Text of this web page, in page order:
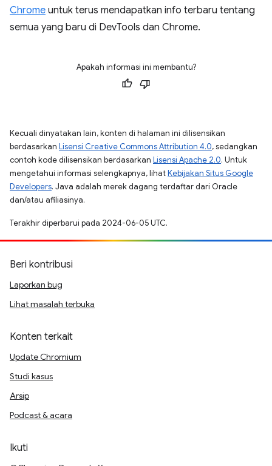
Chrome untuk terus mendapatkan info terbaru tentang
semua yang baru di DevTools dan Chrome.
Apakah informasi ini membantu?
Kecuali dinyatakan lain, konten di halaman ini dilisensikan
berdasarkan Lisensi Creative Commons Attribution 4.0, sedangkan
contoh kode dilisensikan berdasarkan Lisensi Apache 2.0. Untuk
mengetahui informasi selengkapnya, lihatKebijakan Situs Google
Developers. Java adalah merek dagang terdaftar dari Oracle
dan/atau afiliasinya.
Terakhir diperbarui pada 2024-06-05 UTC.
Beri kontribusi
Laporkan bug
Lihat masalah terbuka
Konten terkait
Update Chromium
Studi kasus
Arsip
Podcast & acara
Ikuti